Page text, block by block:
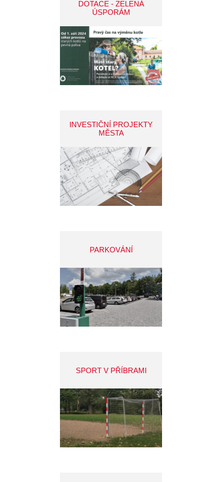
DOTACE - ZELENÁ
ÚSPORÁM
INVESTIČNÍ PROJEKTY
MĚSTA
PARKOVÁNÍ
SPORT V PŘÍBRAMI